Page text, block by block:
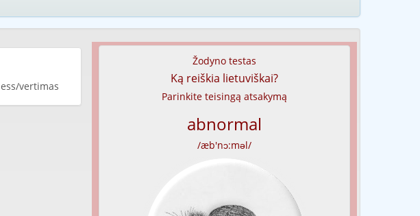
vertimas
Žodyno testas
Ką reiškia lietuviškai?
Parinkite teisingą atsakymą
abnormal
/æb'nɔ:məl/